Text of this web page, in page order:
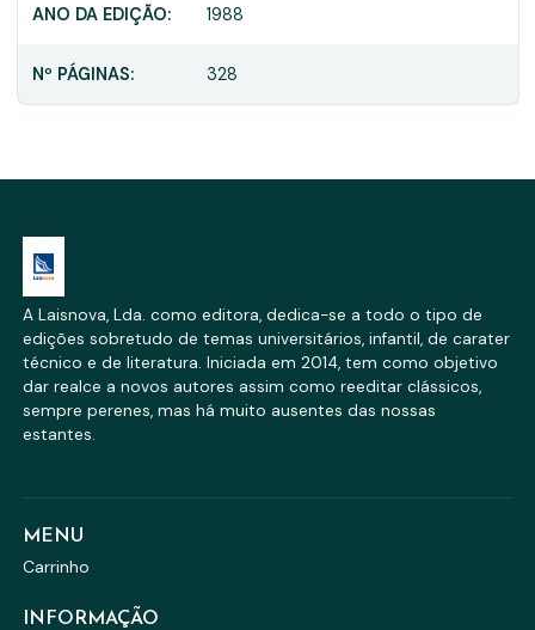
ANO DA EDIÇÃO: 1988
Nº PÁGINAS: 328
A Laisnova, Lda. como editora, dedica-se a todo o tipo de
edições sobretudo de temas universitários, infantil, de carater
técnico e de literatura. Iniciada em 2014, tem como objetivo
dar realce a novos autores assim como reeditar clássicos,
sempre perenes, mas há muito ausentes das nossas
estantes.
MENU
Carrinho
INFORMAÇÃO